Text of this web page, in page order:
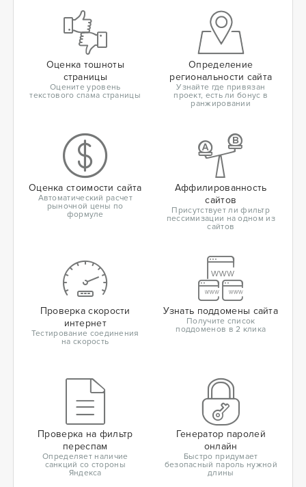
Оценка тошноты
страницы
Оцените уровень
текстового спама страницы
Определение
региональности сайта
Узнайте где привязан
проект, есть ли бонус в
ранжировании
Оценка стоимости сайта
Автоматический расчет
рыночной цены по
формуле
Аффилированность
сайтов
Присутствует ли фильтр
пессимизации на одном из
сайтов
Проверка скорости
интернет
Тестирование соединения
на скорость
Узнать поддомены сайта
Получите список
поддоменов в 2 клика
Проверка на фильтр
переспам
Определяет наличие
санкций со стороны
Яндекса
Генератор паролей
онлайн
Быстро придумает
безопасный пароль нужной
длины